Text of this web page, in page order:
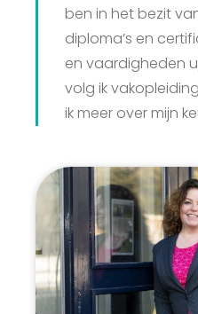
Mijn
Vrijblijvend
ben in het bezit
diploma’s en
en vaardigheden
volg ik
ik meer over mijn